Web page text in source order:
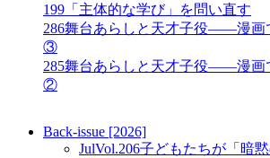
199 「主体的な学び」を問い直す
286舞台あらしと天才子役——漫画
③
285舞台あらしと天才子役——漫画
②
Back-issue [2026]
JulVol.206子どもたちが「暗